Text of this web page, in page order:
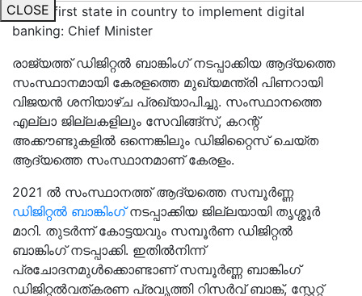
CLOSE
Kerala first state in country to implement digital
banking: Chief Minister
രാജ്യത്ത് ഡിജിറ്റൽ ബാങ്കിംഗ് നടപ്പാക്കിയ ആദ്യത്തെ
സംസ്ഥാനമായി കേരളത്തെ മുഖ്യമന്ത്രി പിണറായി
വിജയൻ ശനിയാഴ്ച പ്രഖ്യാപിച്ചു. സംസ്ഥാനത്തെ
എല്ലാ ജില്ലകളിലും സേവിങ്ങ്‌സ്, കറന്റ്
അക്കൗണ്ടുകളിൽ ഒന്നെങ്കിലും ഡിജിറ്റൈസ് ചെയ്ത
ആദ്യത്തെ സംസ്ഥാനമാണ് കേരളം.
2021 ൽ സംസ്ഥാനത്ത് ആദ്യത്തെ സമ്പൂർണ്ണ
ഡിജിറ്റൽ ബാങ്കിംഗ്നടപ്പാക്കിയ ജില്ലയായി തൃശ്ശൂർ
മാറി. തുടർന്ന് കോട്ടയവും സമ്പൂർണ ഡിജിറ്റൽ
ബാങ്കിംഗ് നടപ്പാക്കി. ഇതിൽനിന്ന്
പ്രചോദനമുൾക്കൊണ്ടാണ് സമ്പൂർണ്ണ ബാങ്കിംഗ്
ഡിജിറ്റൽവത്കരണ പ്രവൃത്തി റിസർവ് ബാങ്ക്, സ്റ്റേറ്റ്